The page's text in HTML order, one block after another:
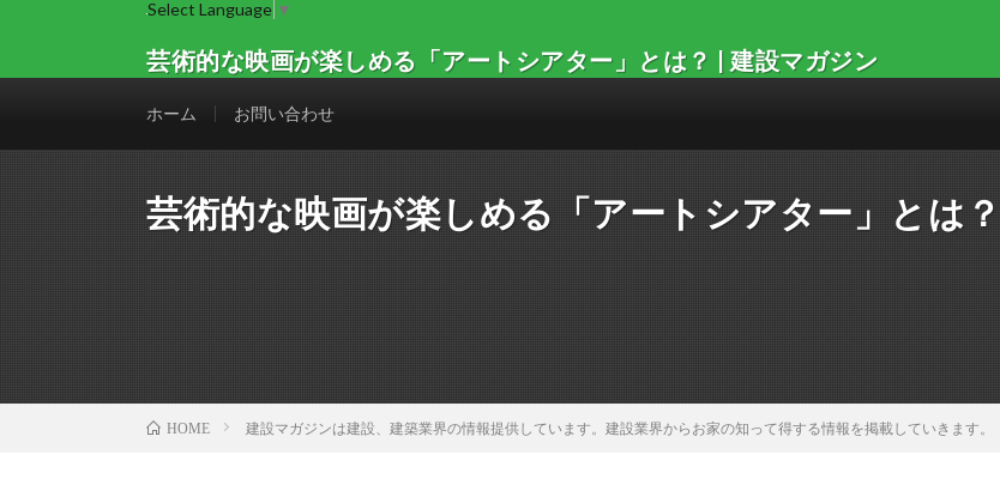
Select Language ▼
芸術的な映画が楽しめる「アートシアター」とは？ | 建設マガジン
ホーム お問い合わせ
芸術的な映画が楽しめる「アートシアター」とは？
HOME 建設マガジンは建設、建築業界の情報提供しています。建設業界からお家の知って得する情報を掲載していきます。